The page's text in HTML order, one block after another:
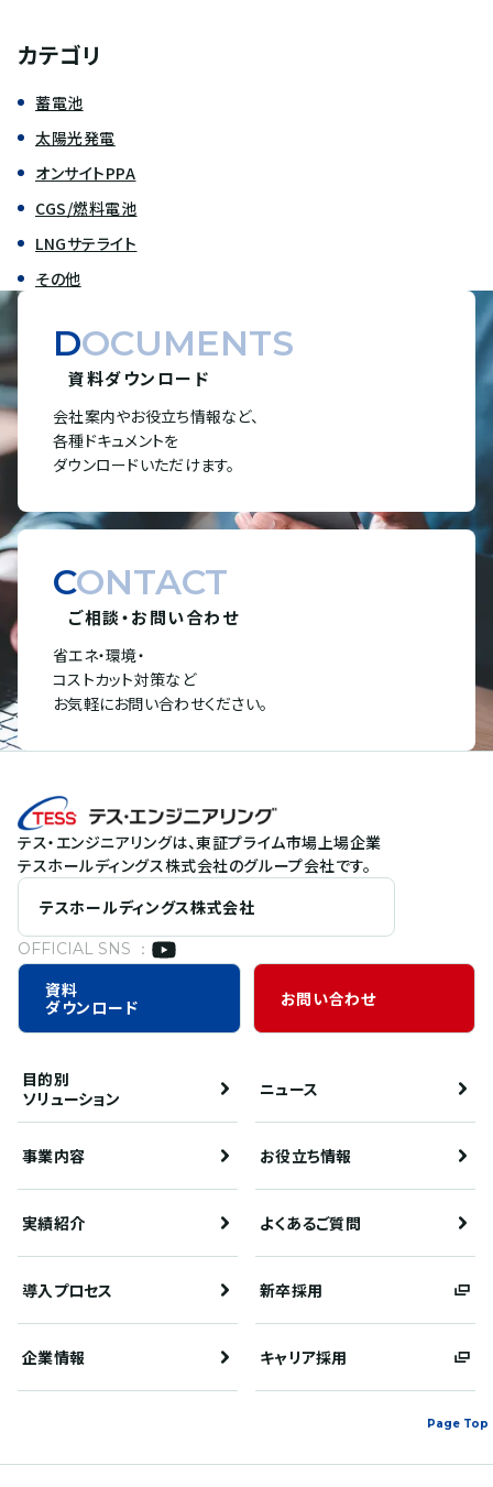
カテゴリ
蓄電池
太陽光発電
オンサイトPPA
CGS/燃料電池
LNGサテライト
その他
DOCUMENTS
資料ダウンロード
会社案内やお役立ち情報など、
各種ドキュメントを
ダウンロードいただけます。
CONTACT
ご相談・お問い合わせ
省エネ・環境・
コストカット対策など
お気軽にお問い合わせください。
テス・エンジニアリングは、東証プライム市場上場企業
テスホールディングス株式会社のグループ会社です。
テスホールディングス株式会社
OFFICIAL SNS ：
資料
ダウンロード
お問い合わせ
目的別
ソリューション
ニュース
事業内容 お役立ち情報
実績紹介 よくあるご質問
導入プロセス 新卒採用
企業情報 キャリア採用
Page Top